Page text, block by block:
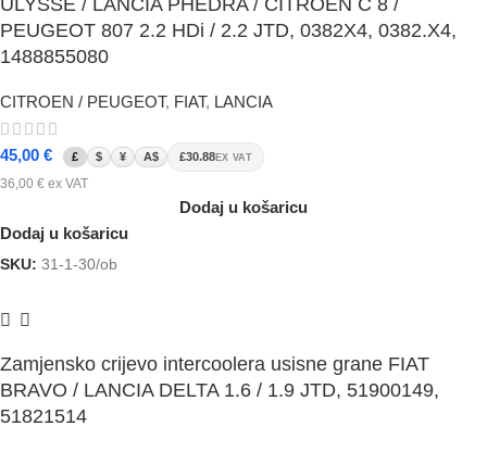
ULYSSE / LANCIA PHEDRA / CITROËN C 8 /
PEUGEOT 807 2.2 HDi / 2.2 JTD, 0382X4, 0382.X4,
1488855080
CITROEN / PEUGEOT, FIAT, LANCIA
45,00 € £ $ ¥ A$ £30.88 EX VAT
36,00 € ex VAT
Dodaj u košaricu
Dodaj u košaricu
SKU: 31-1-30/ob
Zamjensko crijevo intercoolera usisne grane FIAT
BRAVO / LANCIA DELTA 1.6 / 1.9 JTD, 51900149,
51821514